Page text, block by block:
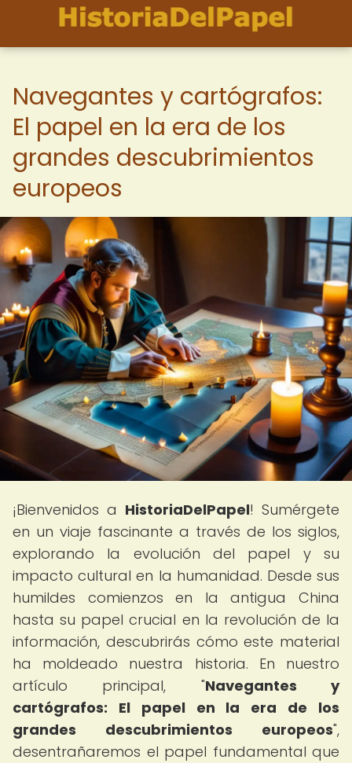
Navegantes y cartógrafos:
El papel en la era de los
grandes descubrimientos
europeos
¡Bienvenidos a HistoriaDelPapel! Sumérgete
en un viaje fascinante a través de los siglos,
explorando la evolución del papel y su
impacto cultural en la humanidad. Desde sus
humildes comienzos en la antigua China
hasta su papel crucial en la revolución de la
información, descubrirás cómo este material
ha moldeado nuestra historia. En nuestro
artículo principal, "Navegantes y
cartógrafos: El papel en la era de los
grandes descubrimientos europeos",
desentrañaremos el papel fundamental que